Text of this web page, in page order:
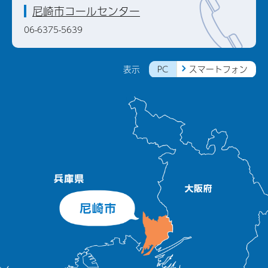
表示 PC スマートフォン
尼崎市コールセンター
06-6375-5639